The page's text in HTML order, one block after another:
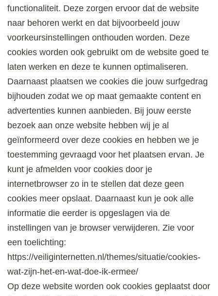
functionaliteit. Deze zorgen ervoor dat de website
naar behoren werkt en dat bijvoorbeeld jouw
voorkeursinstellingen onthouden worden. Deze
cookies worden ook gebruikt om de website goed te
laten werken en deze te kunnen optimaliseren.
Daarnaast plaatsen we cookies die jouw surfgedrag
bijhouden zodat we op maat gemaakte content en
advertenties kunnen aanbieden. Bij jouw eerste
bezoek aan onze website hebben wij je al
geïnformeerd over deze cookies en hebben we je
toestemming gevraagd voor het plaatsen ervan. Je
kunt je afmelden voor cookies door je
internetbrowser zo in te stellen dat deze geen
cookies meer opslaat. Daarnaast kun je ook alle
informatie die eerder is opgeslagen via de
instellingen van je browser verwijderen. Zie voor
een toelichting:
https://veiliginternetten.nl/themes/situatie/cookies-
wat-zijn-het-en-wat-doe-ik-ermee/
Op deze website worden ook cookies geplaatst door